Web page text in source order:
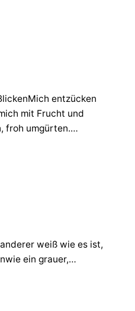
entzücken
mit Frucht und
froh umgürten.…
weiß wie es ist,
ein grauer,…